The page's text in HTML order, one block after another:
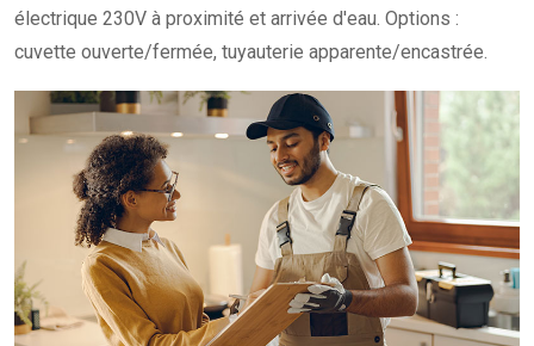
électrique 230V à proximité et arrivée d'eau. Options :
cuvette ouverte/fermée, tuyauterie apparente/encastrée.